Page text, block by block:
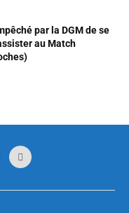
par la DGM de se
au Match